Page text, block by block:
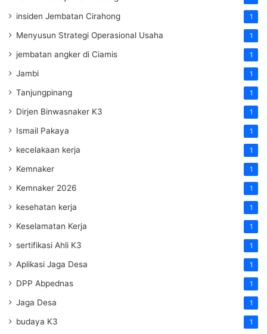
insiden Jembatan Cirahong 1
Menyusun Strategi Operasional Usaha 1
jembatan angker di Ciamis 1
Jambi 1
Tanjungpinang 1
Dirjen Binwasnaker K3 1
Ismail Pakaya 1
kecelakaan kerja 1
Kemnaker 1
Kemnaker 2026 1
kesehatan kerja 1
Keselamatan Kerja 1
sertifikasi Ahli K3 1
Aplikasi Jaga Desa 1
DPP Abpednas 1
Jaga Desa 1
budaya K3 1